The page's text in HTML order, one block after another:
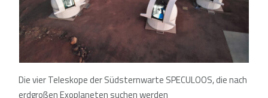
Die vier Teleskope der Südsternwarte SPECULOOS, die nach
erdgroßen Exoplaneten suchen werden